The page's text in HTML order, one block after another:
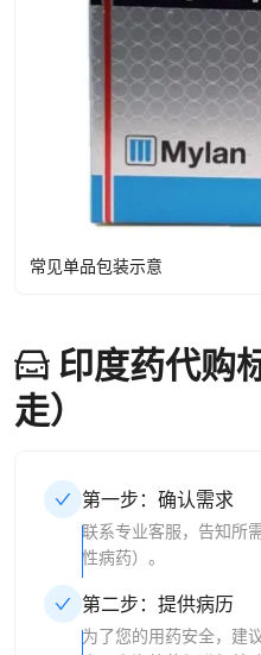
常见单品包装示意
印度药代购
走）
第一步：确认需求
联系专业客服，告知所
性病药）。
第二步：提供病历
为了您的用药安全，建